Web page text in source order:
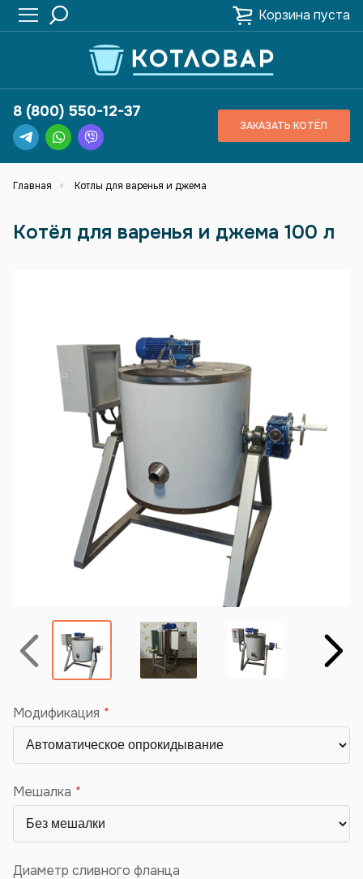
Корзина пуста
8 (800) 550-12-37
ЗАКАЗАТЬ КОТЁЛ
Главная Котлы для варенья и джема
Котёл для варенья и джема 100 л
Назад Вперёд
Модификация
Мешалка
Диаметр сливного фланца